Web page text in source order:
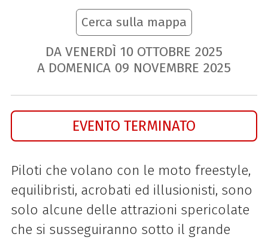
Cerca sulla mappa
DA VENERDÌ 10 OTTOBRE 2025
A DOMENICA 09 NOVEMBRE 2025
EVENTO TERMINATO
Piloti che volano con le moto freestyle,
equilibristi, acrobati ed illusionisti, sono
solo alcune delle attrazioni spericolate
che si susseguiranno sotto il grande